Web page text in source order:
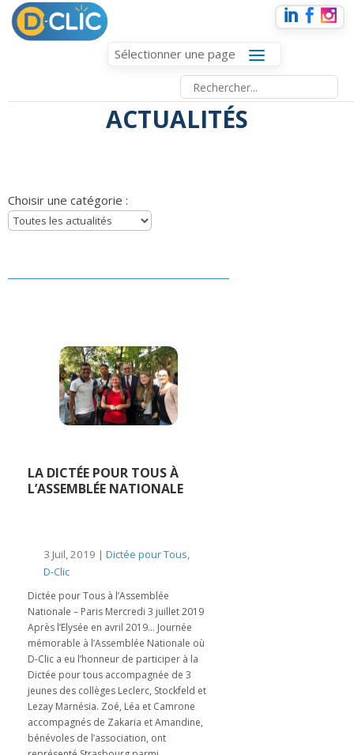
Sélectionner une page
ACTUALITÉS
Choisir une catégorie :
LA DICTÉE POUR TOUS À
L’ASSEMBLÉE NATIONALE
3 Juil, 2019 | Dictée pour Tous,
D-Clic
Dictée pour Tous à l’Assemblée
Nationale – Paris Mercredi 3 juillet 2019
Après l’Elysée en avril 2019… Journée
mémorable à l’Assemblée Nationale où
D-Clic a eu l’honneur de participer à la
Dictée pour tous accompagnée de 3
jeunes des collèges Leclerc, Stockfeld et
Lezay Marnésia. Zoé, Léa et Camrone
accompagnés de Zakaria et Amandine,
bénévoles de l’association, ont